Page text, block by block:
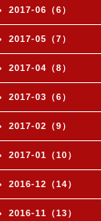
2017-06（6）
2017-05（7）
2017-04（8）
2017-03（6）
2017-02（9）
2017-01（10）
2016-12（14）
2016-11（13）